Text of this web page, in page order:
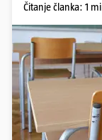
Čitanje članka: 1